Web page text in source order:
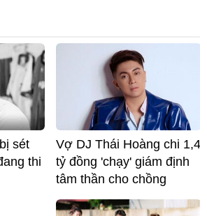
sét
thi
Vợ DJ Thái Hoàng chi 1,4
tỷ đồng 'chạy' giám định
tâm thần cho chồng